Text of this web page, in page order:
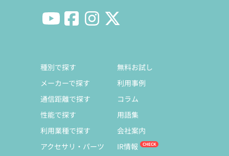
種別で探す
メーカーで探す
通信距離で探す
性能で探す
利用業種で探す
アクセサリ・パーツ
無料お試し
利用事例
コラム
用語集
会社案内
IR情報